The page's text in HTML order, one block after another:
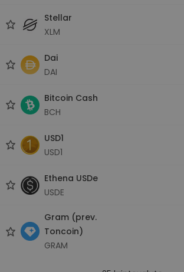
Stellar
XLM
Dai
DAI
Bitcoin Cash
BCH
USD1
USD1
Ethena USDe
USDE
Gram (prev.
Toncoin)
GRAM